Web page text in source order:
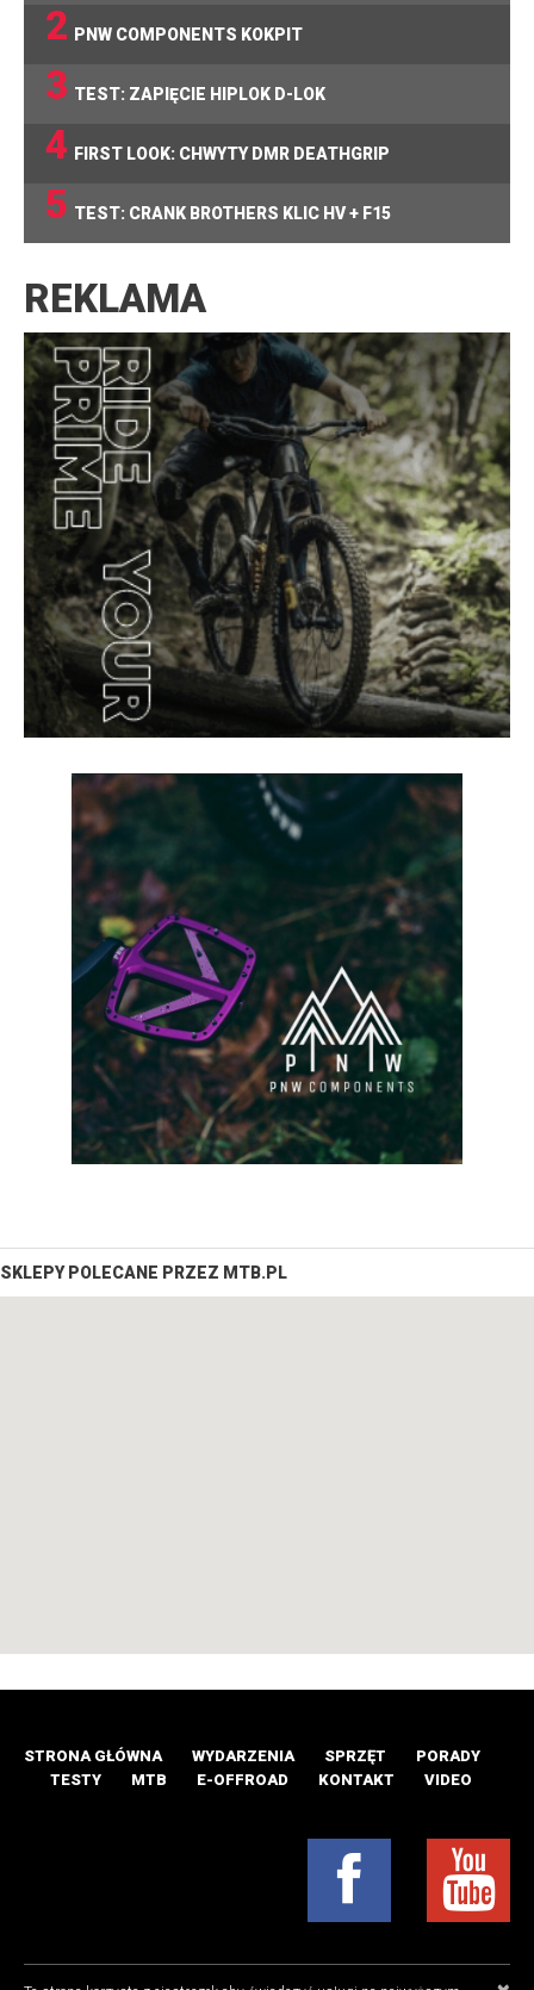
2 PNW COMPONENTS KOKPIT
3 TEST: ZAPIĘCIE HIPLOK D-LOK
4 FIRST LOOK: CHWYTY DMR DEATHGRIP
5 TEST: CRANK BROTHERS KLIC HV + F15
REKLAMA
SKLEPY POLECANE PRZEZ MTB.PL
STRONA GŁÓWNA WYDARZENIA SPRZĘT
PORADY
TESTY
MTB E-OFFROAD KONTAKT VIDEO